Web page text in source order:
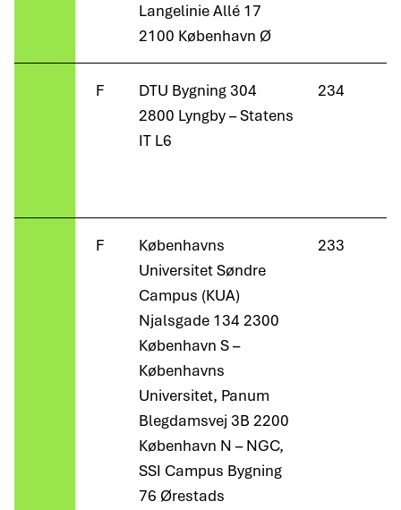
Langelinie Allé 17
2100 København Ø
F
DTU Bygning 304
2800 Lyngby – Statens
IT L6
234
F
Københavns
Universitet Søndre
Campus (KUA)
Njalsgade 134 2300
København S –
Københavns
Universitet, Panum
Blegdamsvej 3B 2200
København N – NGC,
SSI Campus Bygning
76 Ørestads
233